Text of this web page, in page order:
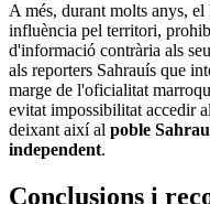
A més, durant molts anys, el
influència pel territori,
d'informació contrària als
als reporters Sahrauís que
marge de l'oficialitat
evitat impossibilitat accedir
deixant així al poble
independent.
Conclusions i